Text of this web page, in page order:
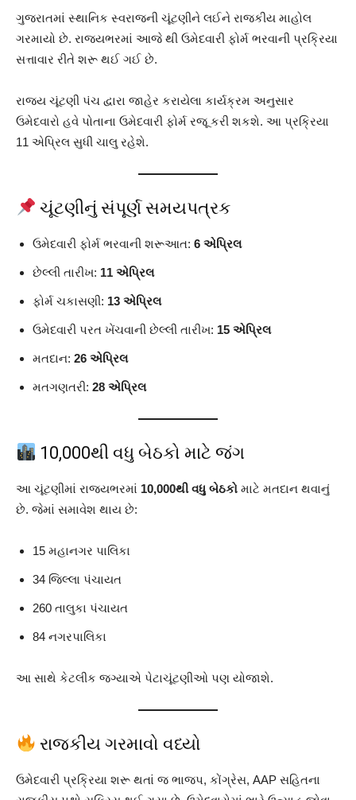
ગુજરાતમાં સ્થાનિક સ્વરાજની ચૂંટણીને લઈને રાજકીય માહોલ
ગરમાયો છે. રાજ્યભરમાં આજે થી ઉમેદવારી ફોર્મ ભરવાની પ્રક્રિયા
સત્તાવાર રીતે શરૂ થઈ ગઈ છે.
રાજ્ય ચૂંટણી પંચ દ્વારા જાહેર કરાયેલા કાર્યક્રમ અનુસાર
ઉમેદવારો હવે પોતાના ઉમેદવારી ફોર્મ રજૂ કરી શકશે. આ પ્રક્રિયા
11 એપ્રિલ સુધી ચાલુ રહેશે.
ચૂંટણીનું સંપૂર્ણ સમયપત્રક
ઉમેદવારી ફોર્મ ભરવાની શરૂઆત: 6 એપ્રિલ
છેલ્લી તારીખ: 11 એપ્રિલ
ફોર્મ ચકાસણી: 13 એપ્રિલ
ઉમેદવારી પરત ખેંચવાની છેલ્લી તારીખ: 15 એપ્રિલ
મતદાન: 26 એપ્રિલ
મતગણતરી: 28 એપ્રિલ
10,000થી વધુ બેઠકો માટે જંગ
આ ચૂંટણીમાં રાજ્યભરમાં 10,000થી વધુ બેઠકો માટે મતદાન થવાનું
છે. જેમાં સમાવેશ થાય છે:
15 મહાનગર પાલિકા
34 જિલ્લા પંચાયત
260 તાલુકા પંચાયત
84 નગરપાલિકા
આ સાથે કેટલીક જગ્યાએ પેટાચૂંટણીઓ પણ યોજાશે.
રાજકીય ગરમાવો વધ્યો
ઉમેદવારી પ્રક્રિયા શરૂ થતાં જ ભાજપ, કોંગ્રેસ, AAP સહિતના